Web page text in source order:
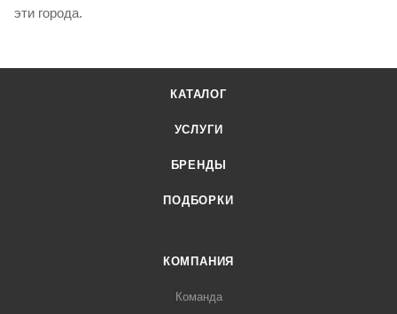
эти города.
КАТАЛОГ
УСЛУГИ
БРЕНДЫ
ПОДБОРКИ
КОМПАНИЯ
Команда